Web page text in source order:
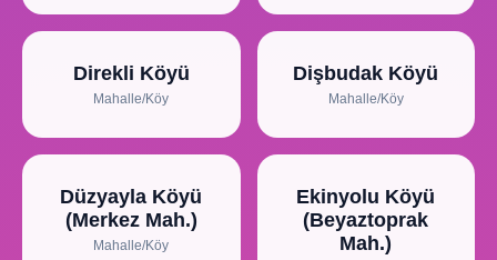
Direkli Köyü
Mahalle/Köy
Dişbudak Köyü
Mahalle/Köy
Düzyayla Köyü
(Merkez Mah.)
Mahalle/Köy
Ekinyolu Köyü
(Beyaztoprak
Mah.)